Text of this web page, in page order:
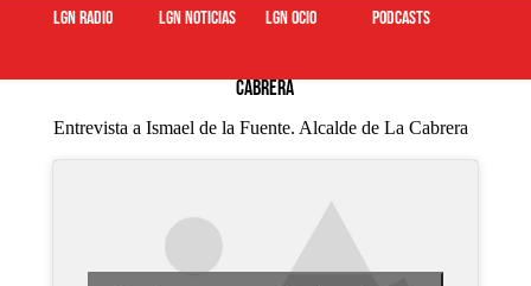
LGN Radio LGN Noticias LGN ocio podcasts
Cabrera
Entrevista a Ismael de la Fuente. Alcalde de La Cabrera